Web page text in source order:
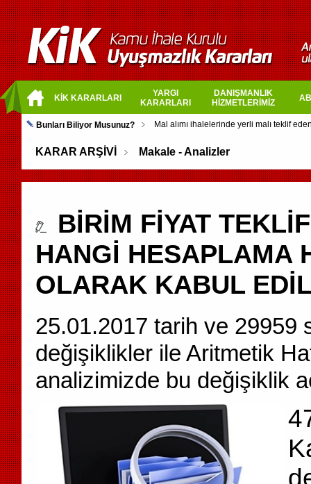
KİK KARARLARI
YARGI
KARARLARI
DANIŞMANLIK
HİZMETLERİMİZ
Bunları Biliyor Musunuz?
KARAR ARŞİVİ Makale - Analizler
BİRİM FİYAT
HANGİ HESAPLAMA
OLARAK KABUL
25.01.2017 tarih ve 29959
değişiklikler ile Aritmetik
analizimizde bu değişiklik